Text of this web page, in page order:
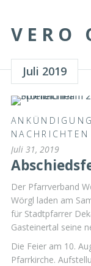
VERO
Juli 2019
NACHRICHTEN
Juli 31, 2019
Der Pfarrverband
Wörgl laden am
für Stadtpfarrer
Gasteinertal seine
Die Feier am 10.
Pfarrkirche.